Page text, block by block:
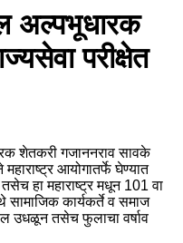
अल्पभूधारक
परीक्षेत
शेतकरी गजाननराव सावके
आयोगातर्फे घेण्यात
हा महाराष्ट्र मधून 101 वा
कार्यकर्ते व समाज
उधळून तसेच फुलाचा वर्षाव